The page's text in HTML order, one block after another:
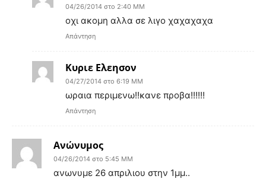
04/26/2014 στο 2:40 ΜΜ
οχι ακομη αλλα σε λιγο χαχαχαχα
Απάντηση
Κυριε Ελεησον
04/27/2014 στο 6:19 ΜΜ
ωραια περιμενω!!κανε προβα!!!!!!
Απάντηση
Ανώνυμος
04/26/2014 στο 5:45 ΜΜ
ανωνυμε 26 απριλιου στην 1μμ..